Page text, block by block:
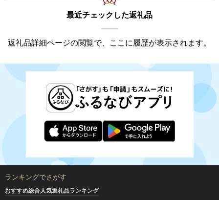
最近チェックした返礼品
返礼品詳細ページの閲覧で、ここに履歴が表示されます。
ランキングでさがす
おすすめ総合人気返礼品ランキング